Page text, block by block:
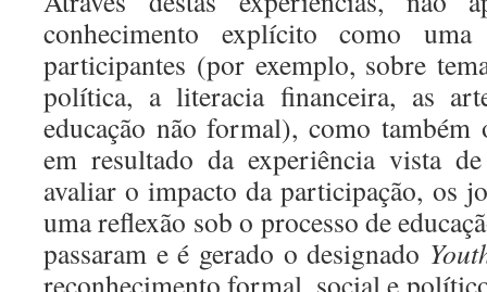
conhecimento explícito como
participantes (por exemplo, sobre
política, a literacia financeira, as
educação não formal), como também
em resultado da experiência vista
avaliar o impacto da participação, os
uma reflexão sob o processo de
passaram e é gerado o designado
reconhecimento formal, social e